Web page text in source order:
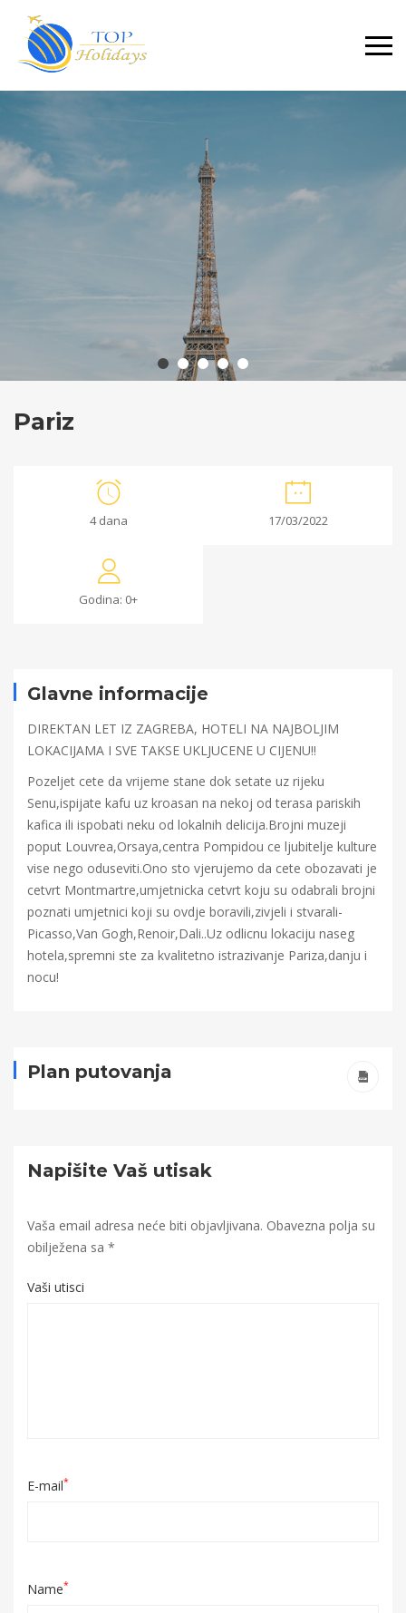
Primary
Menu
Pariz
4 dana 17/03/2022
Godina: 0+
Pariz
Glavne informacije
DIREKTAN LET IZ ZAGREBA, HOTELI NA NAJBOLJIM
LOKACIJAMA I SVE TAKSE UKLJUCENE U CIJENU!!
Pozeljet cete da vrijeme stane dok setate uz rijeku
Senu,ispijate kafu uz kroasan na nekoj od terasa pariskih
kafica ili ispobati neku od lokalnih delicija.Brojni muzeji
poput Louvrea,Orsaya,centra Pompidou ce ljubitelje kulture
vise nego oduseviti.Ono sto vjerujemo da cete obozavati je
cetvrt Montmartre,umjetnicka cetvrt koju su odabrali brojni
poznati umjetnici koji su ovdje boravili,zivjeli i stvarali-
Picasso,Van Gogh,Renoir,Dali..Uz odlicnu lokaciju naseg
hotela,spremni ste za kvalitetno istrazivanje Pariza,danju i
nocu!
Plan putovanja
Napišite Vaš utisak
Vaša email adresa neće biti objavljivana. Obavezna polja su
obilježena sa *
Vaši utisci
E-mail*
Name*